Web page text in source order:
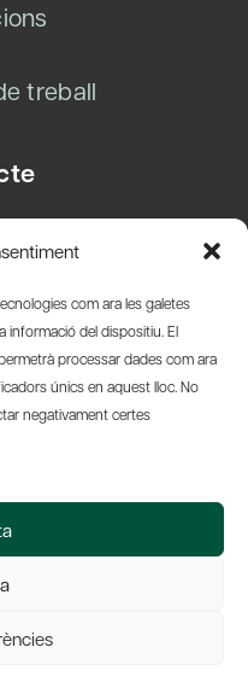
com ara les galetes
informació del dispositiu. El
processar dades com ara
únics en aquest lloc. No
negativament certes
treball
d'Amics del País